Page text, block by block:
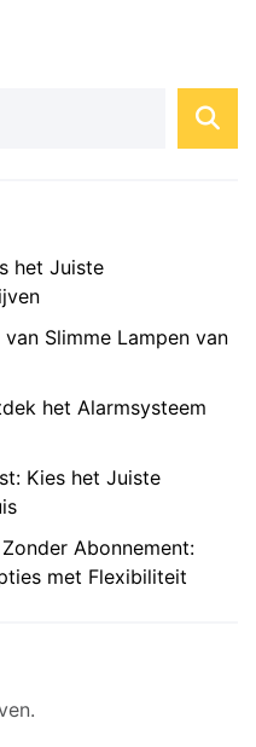
bij ...
het Juiste
Slimme Lampen van
het Alarmsysteem
Kies het Juiste
Abonnement:
met Flexibiliteit